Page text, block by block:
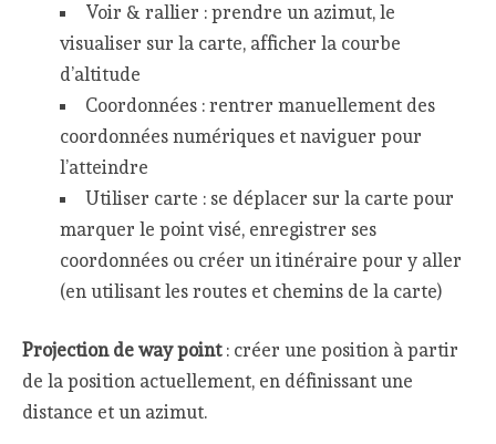
Voir & rallier : prendre un azimut, le
visualiser sur la carte, afficher la courbe
d’altitude
Coordonnées : rentrer manuellement des
coordonnées numériques et naviguer pour
l’atteindre
Utiliser carte : se déplacer sur la carte pour
marquer le point visé, enregistrer ses
coordonnées ou créer un itinéraire pour y aller
(en utilisant les routes et chemins de la carte)
Projection de way point: créer une position à partir
de la position actuellement, en définissant une
distance et un azimut.